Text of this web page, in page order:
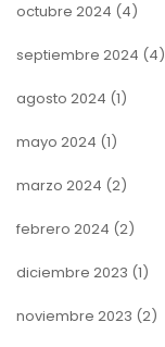
octubre 2024 (4)
septiembre 2024 (4)
agosto 2024 (1)
mayo 2024 (1)
marzo 2024 (2)
febrero 2024 (2)
diciembre 2023 (1)
noviembre 2023 (2)